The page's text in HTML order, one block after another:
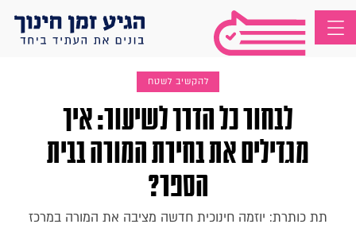
להקשיב לשטח
לבחור כל הדרך לשיעור: איך
מגדילים את בחירת המורה בבית
הספר?
תת כותרת: יוזמה חינוכית חדשה מציבה את המורה במרכז